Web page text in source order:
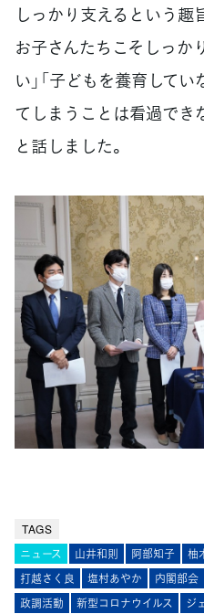
しっかり支えるという
お子さんたちこそしっか
い」「子どもを養育して
てしまうことは看過でき
と話しました。
TAGS
ニュース 山井和則 阿部知子 柚
打越さく良
塩村あやか 内閣部会
政調活動
新型コロナウイルス ジ